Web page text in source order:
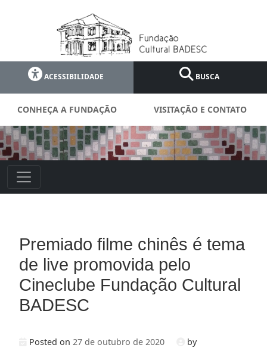
ACESSIBILIDADE BUSCA
CONHEÇA A FUNDAÇÃO VISITAÇÃO E CONTATO
Premiado filme chinês é tema
de live promovida pelo
Cineclube Fundação Cultural
BADESC
Posted on 27 de outubro de 2020
by